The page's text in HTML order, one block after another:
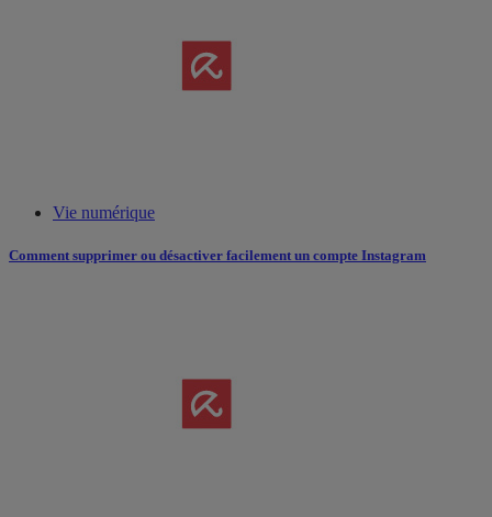
Vie numérique
Comment supprimer ou désactiver facilement un compte Instagram